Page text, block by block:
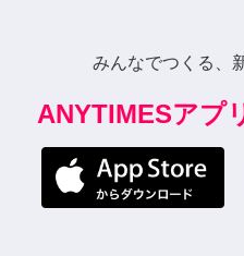
みんなでつくる、
ANYTIMESアプ